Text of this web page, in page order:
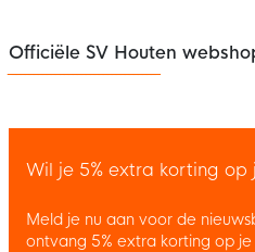
Officiële SV Houten
Wil je 5% extra korting
Meld je nu aan voor de
ontvang 5% extra korting op